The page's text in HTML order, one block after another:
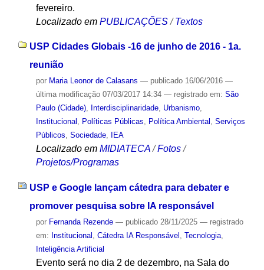
fevereiro.
Localizado em PUBLICAÇÕES /Textos
USP Cidades Globais -16 de junho de 2016 - 1a.
reunião
por Maria Leonor de Calasans — publicado16/06/2016 —
última modificação07/03/2017 14:34 — registrado em: São
Paulo (Cidade), Interdisciplinaridade, Urbanismo,
Institucional , Políticas Públicas, Política Ambiental , Serviços
Públicos, Sociedade, IEA
Localizado em MIDIATECA /Fotos /
Projetos/Programas
USP e Google lançam cátedra para debater e
promover pesquisa sobre IA responsável
por Fernanda Rezende — publicado28/11/2025 — registrado
em: Institucional , Cátedra IA Responsável , Tecnologia,
Inteligência Artificial
Evento será no dia 2 de dezembro, na Sala do